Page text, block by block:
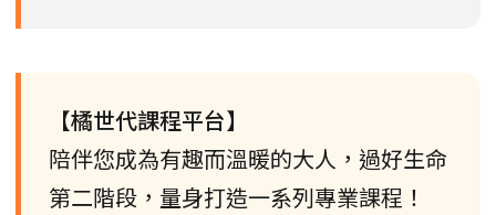
【橘世代課程平台】
陪伴您成為有趣而溫暖的大人，過好生命
第二階段，量身打造一系列專業課程！